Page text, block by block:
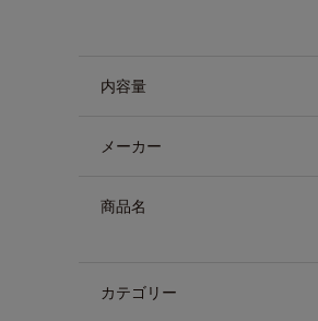
内容量
メーカー
商品名
カテゴリー